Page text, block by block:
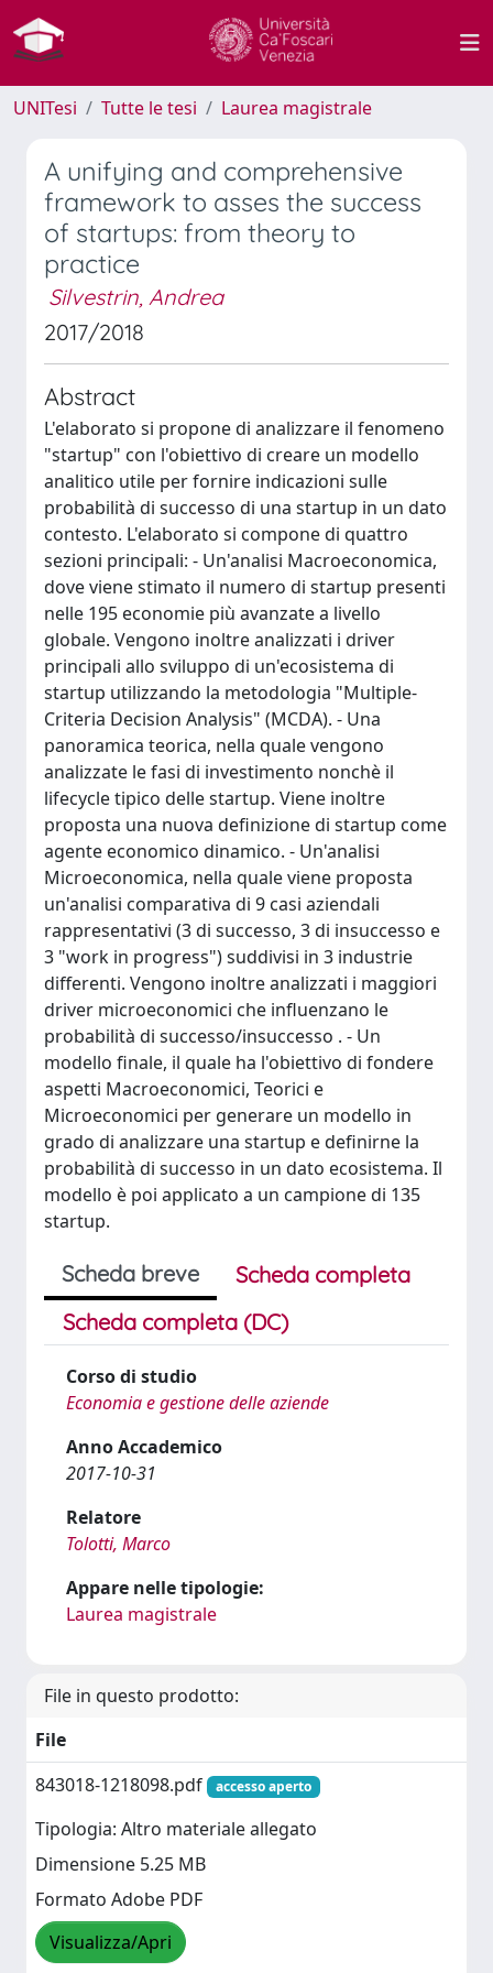
UNITesi Tutte le tesi Laurea magistrale
A unifying and comprehensive
framework to asses the success
of startups: from theory to
practice
Silvestrin, Andrea
2017/2018
Abstract
L'elaborato si propone di analizzare il fenomeno
"startup" con l'obiettivo di creare un modello
analitico utile per fornire indicazioni sulle
probabilità di successo di una startup in un dato
contesto. L'elaborato si compone di quattro
sezioni principali: - Un'analisi Macroeconomica,
dove viene stimato il numero di startup presenti
nelle 195 economie più avanzate a livello
globale. Vengono inoltre analizzati i driver
principali allo sviluppo di un'ecosistema di
startup utilizzando la metodologia "Multiple-
Criteria Decision Analysis" (MCDA). - Una
panoramica teorica, nella quale vengono
analizzate le fasi di investimento nonchè il
lifecycle tipico delle startup. Viene inoltre
proposta una nuova definizione di startup come
agente economico dinamico. - Un'analisi
Microeconomica, nella quale viene proposta
un'analisi comparativa di 9 casi aziendali
rappresentativi (3 di successo, 3 di insuccesso e
3 "work in progress") suddivisi in 3 industrie
differenti. Vengono inoltre analizzati i maggiori
driver microeconomici che influenzano le
probabilità di successo/insuccesso . - Un
modello finale, il quale ha l'obiettivo di fondere
aspetti Macroeconomici, Teorici e
Microeconomici per generare un modello in
grado di analizzare una startup e definirne la
probabilità di successo in un dato ecosistema. Il
modello è poi applicato a un campione di 135
startup.
Scheda breve
Scheda completa
Scheda completa (DC)
Corso di studio
Economia e gestione delle aziende
Anno Accademico
2017-10-31
Relatore
Tolotti, Marco
Appare nelle tipologie:
Laurea magistrale
File in questo prodotto:
File
843018-1218098.pdf
accesso aperto
Tipologia: Altro materiale allegato
Dimensione 5.25 MB
Formato Adobe PDF
Visualizza/Apri